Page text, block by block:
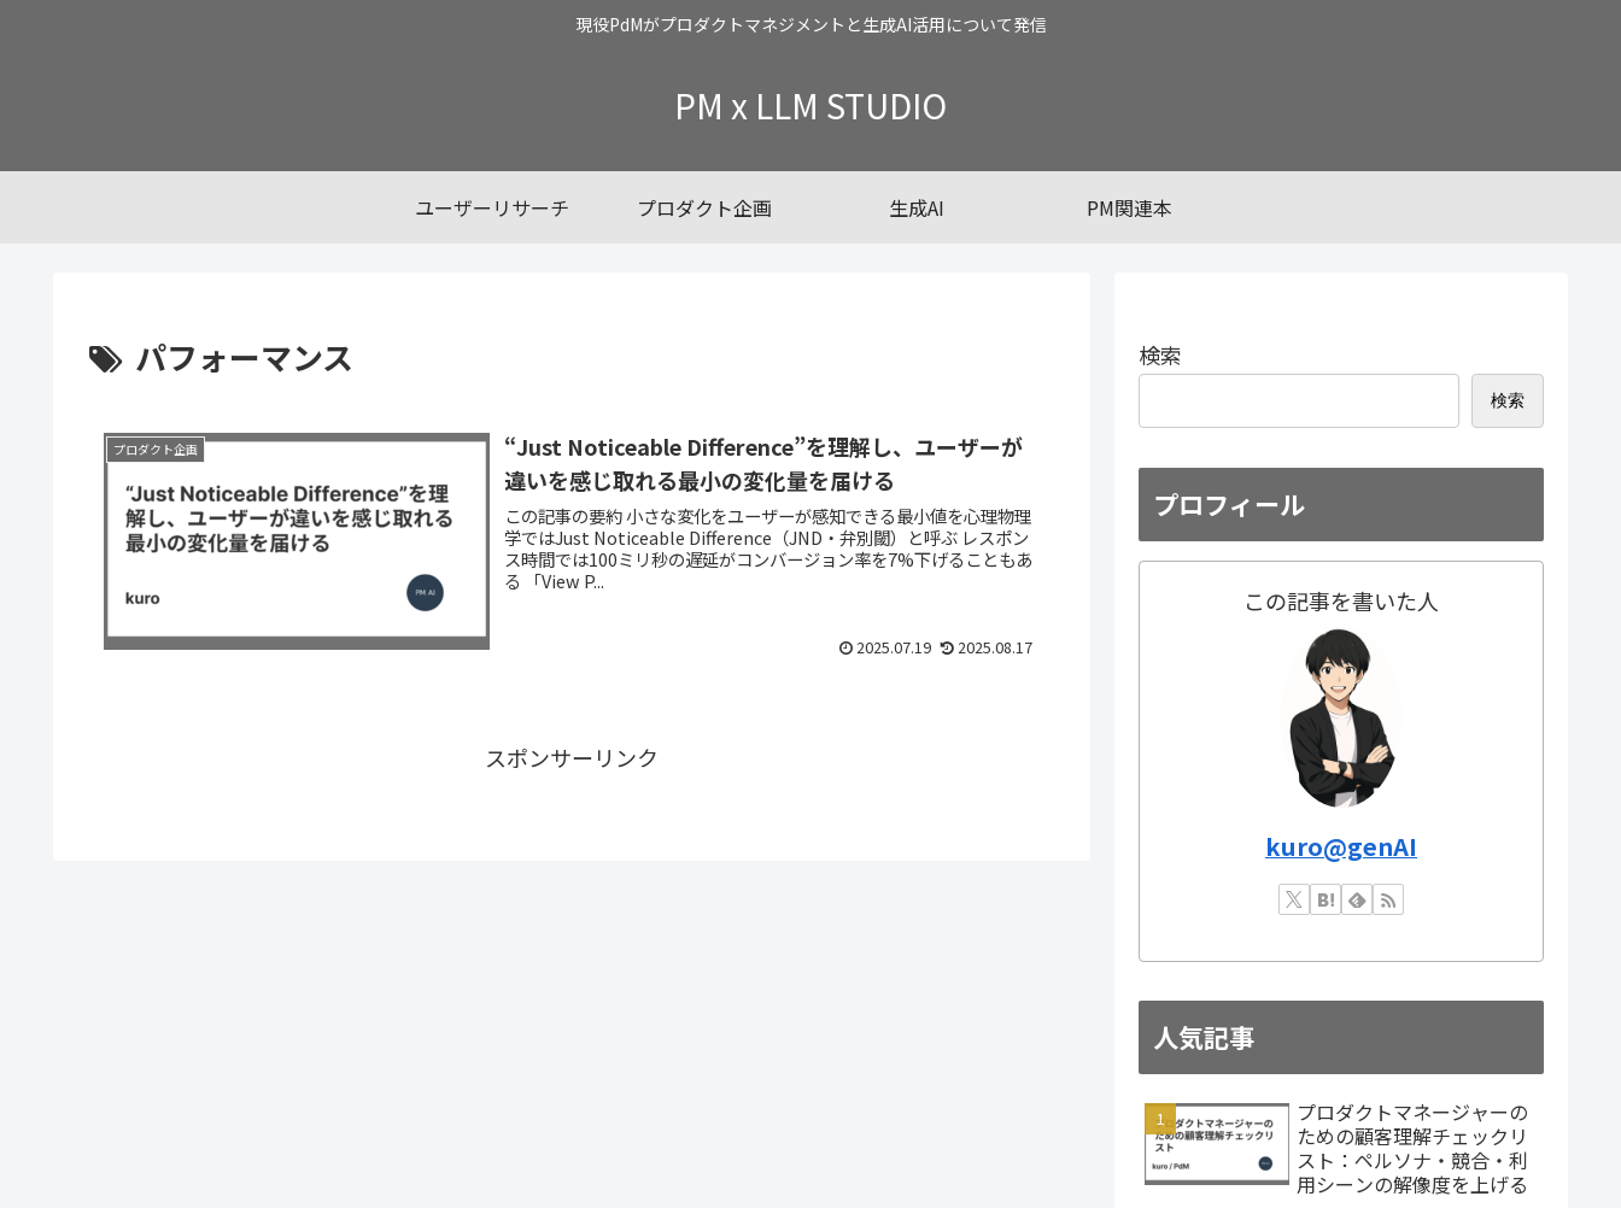
現役PdMがプロダクトマネジメントと生成AI活用について発信
PM x LLM STUDIO
ユーザーリサーチ プロダクト企画 生成AI PM関連本
パフォーマンス
プロダクト企画
“Just Noticeable Difference”を理解し、ユーザーが
違いを感じ取れる最小の変化量を届ける
この記事の要約 小さな変化をユーザーが感知できる最小値を心理物理
学ではJust Noticeable Difference（JND・弁別閾）と呼ぶ レスポン
ス時間では100ミリ秒の遅延がコンバージョン率を7%下げることもあ
る 「View P...
2025.07.19 2025.08.17
スポンサーリンク
検索
検索
プロフィール
この記事を書いた人
kuro@genAI
人気記事
プロダクトマネージャーの
ための顧客理解チェックリ
スト：ペルソナ・競合・利
用シーンの解像度を上げる